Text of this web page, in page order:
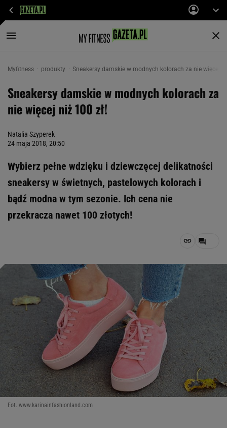
Myfitness produkty Sneakersy damskie w modnych kolorach za nie więcej
Sneakersy damskie w modnych kolorach za
nie więcej niż 100 zł!
Natalia Szyperek
24 maja 2018, 20:50
Wybierz pełne wdzięku i dziewczęcej delikatności
sneakersy w świetnych, pastelowych kolorach i
bądź modna w tym sezonie. Ich cena nie
przekracza nawet 100 złotych!
Fot. www.karinainfashionland.com